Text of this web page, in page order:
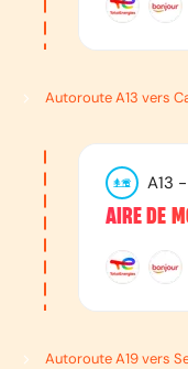
Autoroute A13 vers
A13
AIRE DE
Autoroute A19 vers